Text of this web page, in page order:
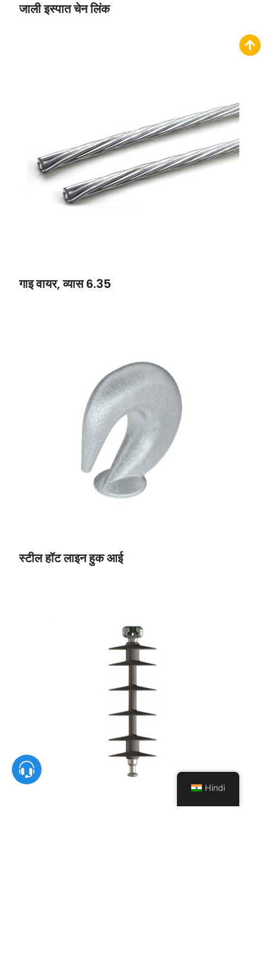
जाली इस्पात चेन लिंक
गाइ वायर, व्यास 6.35
स्टील हॉट लाइन हुक आई
Hindi